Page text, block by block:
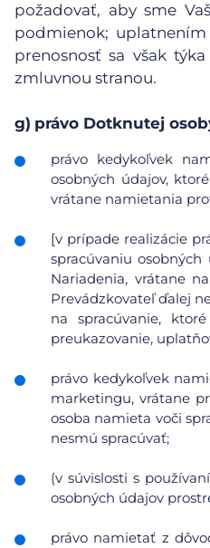
požadovať, aby sme
podmienok;
prenosnosť sa však
zmluvnou stranou.
g) právo Dotknutej
právo kedykoľvek
osobných údajov,
vrátane namietania
[v prípade realizácie
spracúvaniu
Nariadenia, vrátane
Prevádzkovateľ ďalej
na spracúvanie,
preukazovanie,
právo kedykoľvek
marketingu, vrátane
osoba namieta voči
nesmú spracúvať;
(v súvislosti s
osobných údajov
právo namietať z